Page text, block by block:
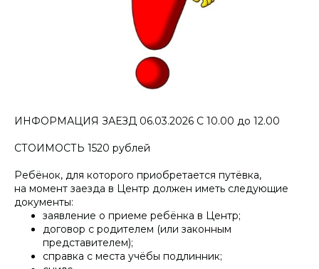
ИНФОРМАЦИЯ ЗАЕЗД 06.03.2026 С 10.00 до 12.00
СТОИМОСТЬ 1520 рублей
Ребёнок, для которого приобретается путёвка,
на момент заезда в Центр должен иметь следующие
документы:
заявление о приеме ребёнка в Центр;
договор с родителем (или законным
представителем);
справка с места учёбы подлинник;